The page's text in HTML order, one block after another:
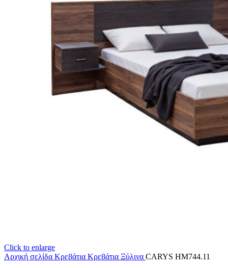
Click to enlarge
Αρχική σελίδα Κρεβάτια Κρεβάτια Ξύλινα CARYS HM744.11